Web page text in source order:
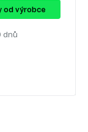
od výrobce
dnů